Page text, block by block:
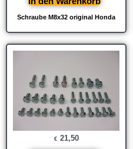
Schraube M8x32 original Honda
€ 21,50